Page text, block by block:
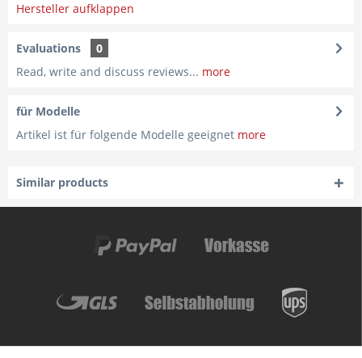
Hersteller aufklappen
Evaluations
0
Read, write and discuss reviews... more
für Modelle
Artikel ist für folgende Modelle geeignet more
Similar products